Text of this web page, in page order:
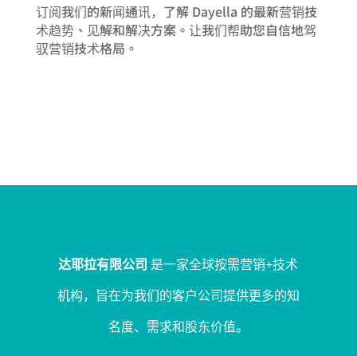
订阅我们的新闻通讯，了解 Dayella 的最新营销技
术趋势、见解和解决方案。让我们帮助您自信地驾
驭营销技术格局。
达耶拉有限公司 是一家全球按需营销+技术
机构，旨在为我们的客户公司提供更多的知
名度、需求和股东价值。